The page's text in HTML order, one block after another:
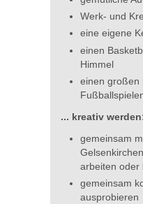
Werk- und
eine eigene
einen
Himmel
einen großen
... kreativ
gemeinsam
arbeiten oder
gemeinsam
ausprobieren